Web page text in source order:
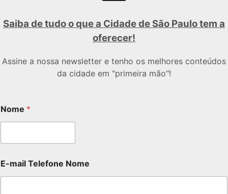
Saiba de tudo o que a Cidade de São Paulo tem a
oferecer!
Assine a nossa newsletter e tenho os melhores conteúdos
da cidade em "primeira mão"!
Nome *
E-mail Telefone Nome